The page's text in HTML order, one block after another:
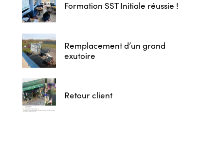
Formation SST Initiale réussie !
Remplacement d’un grand
exutoire
Retour client